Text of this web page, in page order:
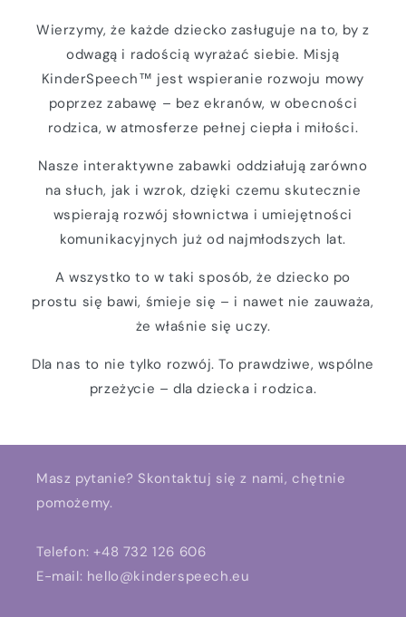
Wierzymy, że każde dziecko zasługuje na to, by z
odwagą i radością wyrażać siebie. Misją
KinderSpeech™ jest wspieranie rozwoju mowy
poprzez zabawę – bez ekranów, w obecności
rodzica, w atmosferze pełnej ciepła i miłości.
Nasze interaktywne zabawki oddziałują zarówno
na słuch, jak i wzrok, dzięki czemu skutecznie
wspierają rozwój słownictwa i umiejętności
komunikacyjnych już od najmłodszych lat.
A wszystko to w taki sposób, że dziecko po
prostu się bawi, śmieje się – i nawet nie zauważa,
że właśnie się uczy.
Dla nas to nie tylko rozwój. To prawdziwe, wspólne
przeżycie – dla dziecka i rodzica.
Masz pytanie? Skontaktuj się z nami, chętnie
pomożemy.
Telefon: +48 732 126 606
E-mail: hello@kinderspeech.eu